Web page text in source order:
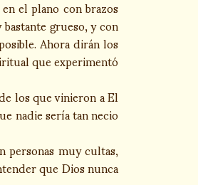
el plano con brazos
grueso, y con
Ahora dirán los
que experimentó
los que vinieron a El
nadie sería tan necio
muy cultas,
que Dios nunca